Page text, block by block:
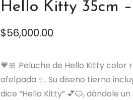
Hello Kitty 35cm
$56,000.00
💗🎀 Peluche de Hello Kitty
afelpada ✨. Su diseño tierno
dice “Hello Kitty” 💕🐱, dándole